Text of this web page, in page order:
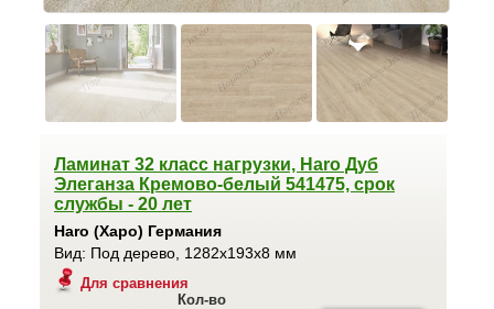
Ламинат 32 класс нагрузки, Haro Дуб
Элеганза Кремово-белый 541475, срок
службы - 20 лет
Haro (Харо) Германия
Вид: Под дерево, 1282x193x8 мм
Для сравнения
Кол-во